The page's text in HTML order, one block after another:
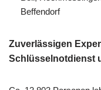
Beffendorf
Zuverlässigen
Schlüsselnotdienst